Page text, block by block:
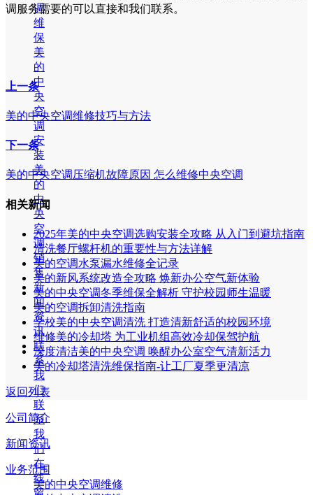
调
维
保
美
的
中
央
空
调
安
装
美
的
中
央
空
调
销
售
新
闻
资
讯
联
系
我
们
联
系
我
们
在
线
留
调服务需要的可以直接和我们联系。
上一条
美的中央空调维修技巧与方法
下一条
美的中央空调压缩机故障原因 怎么维修中央空调
相关新闻
2025年美的中央空调选购安装全攻略 从入门到避坑指南
清洗餐厅螺杆机的重要性与方法详解
美的空调水泵漏水维修全记录
美的新风系统改造全攻略 焕新办公空气新体验
美的中央空调冬季维保全解析 守护校园师生温暖
美的空调拆卸清洗指南
学校美的中央空调清洗 打造清新舒适的校园环境
维修美的冷却塔 为工业机组高效冷却保驾护航
深度清洁美的中央空调 唤醒办公室空气清新活力
美的冷却塔清洗维保指南-让工厂夏季更清凉
返回列表
公司简介
新闻资讯
业务范围
美的中央空调维修